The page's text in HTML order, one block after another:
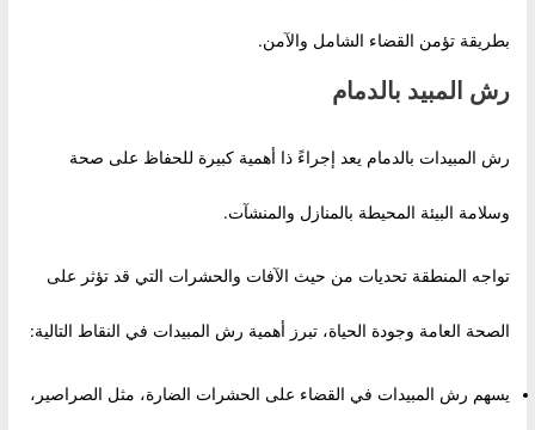
بطريقة تؤمن القضاء الشامل والآمن.
رش المبيد بالدمام
رش المبيدات بالدمام يعد إجراءً ذا أهمية كبيرة للحفاظ على صحة
وسلامة البيئة المحيطة بالمنازل والمنشآت.
تواجه المنطقة تحديات من حيث الآفات والحشرات التي قد تؤثر على
الصحة العامة وجودة الحياة، تبرز أهمية رش المبيدات في النقاط التالية:
يسهم رش المبيدات في القضاء على الحشرات الضارة، مثل الصراصير،